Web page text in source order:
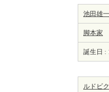
池田雄一
脚本家
誕生日 :
ルドビ